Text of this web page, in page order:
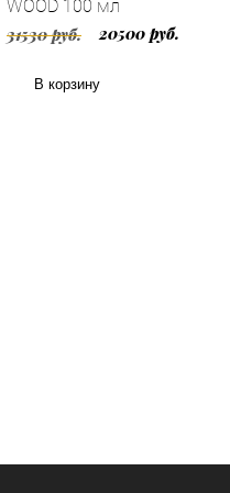
WOOD 100 мл
31530 руб.
20500 руб.
В корзину